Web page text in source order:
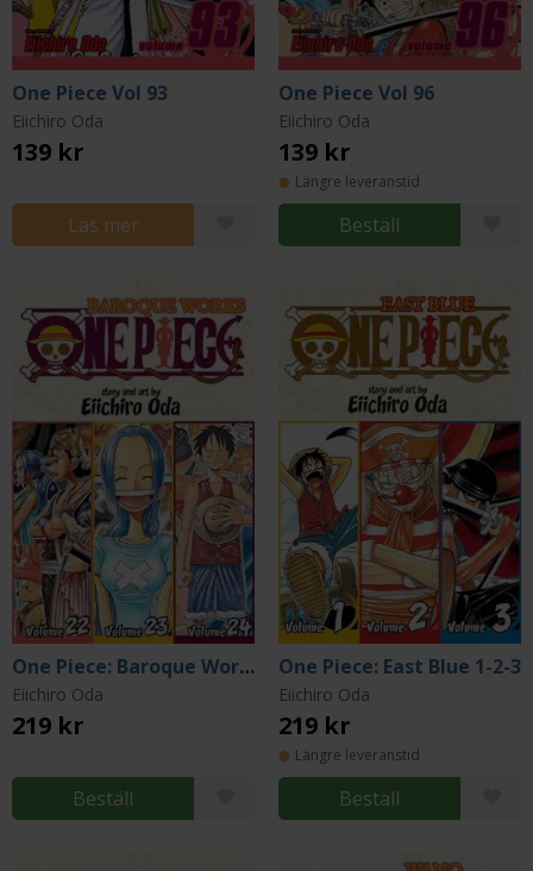
One Piece Vol 93
Eiichiro Oda
139 kr
Läs mer
One Piece Vol 96
Eiichiro Oda
139 kr
Längre leveranstid
Beställ
One Piece: Baroque Works 22-23-24
Eiichiro Oda
219 kr
Beställ
One Piece: East Blue 1-2-3
Eiichiro Oda
219 kr
Längre leveranstid
Beställ